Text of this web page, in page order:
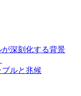
深刻化する背景
ルと兆候